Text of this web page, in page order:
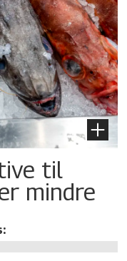
til
mindre